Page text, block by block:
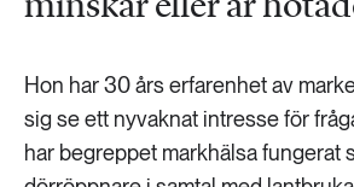
Hon har 30 års erfarenhet av
sig se ett nyvaknat intresse för
har begreppet markhälsa fungerat